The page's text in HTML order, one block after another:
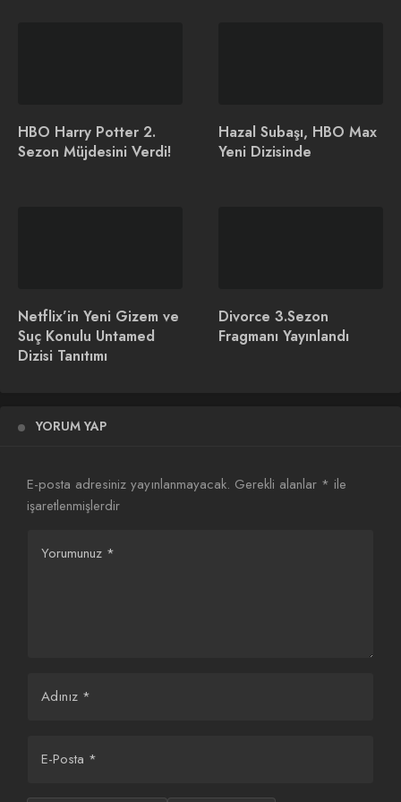
İlginizi Çekebilir
Türündeki Below
Dizisinin Fragmanı
Yayınlandı
Fragmanı Yayınlandı
Sezon Fragmanı
Yayınlandı
HBO Harry Potter 2.
Sezon Müjdesini Verdi!
Hazal Subaşı, HBO Max
Yeni Dizisinde
Netflix’in Yeni Gizem ve
Suç Konulu Untamed
Dizisi Tanıtımı
Divorce 3.Sezon
Fragmanı Yayınlandı
YORUM YAP
E-posta adresiniz yayınlanmayacak. Gerekli alanlar * ile
işaretlenmişlerdir
Yorumunuz *
Adınız *
E-Posta *